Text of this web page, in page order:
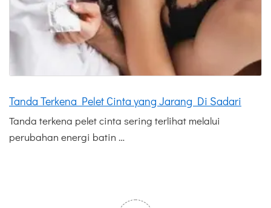
Tanda Terkena Pelet Cinta yang Jarang Di Sadari
Tanda terkena pelet cinta sering terlihat melalui
perubahan energi batin …